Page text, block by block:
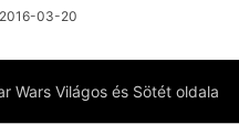
2016-03-20
Wars Világos és Sötét oldala